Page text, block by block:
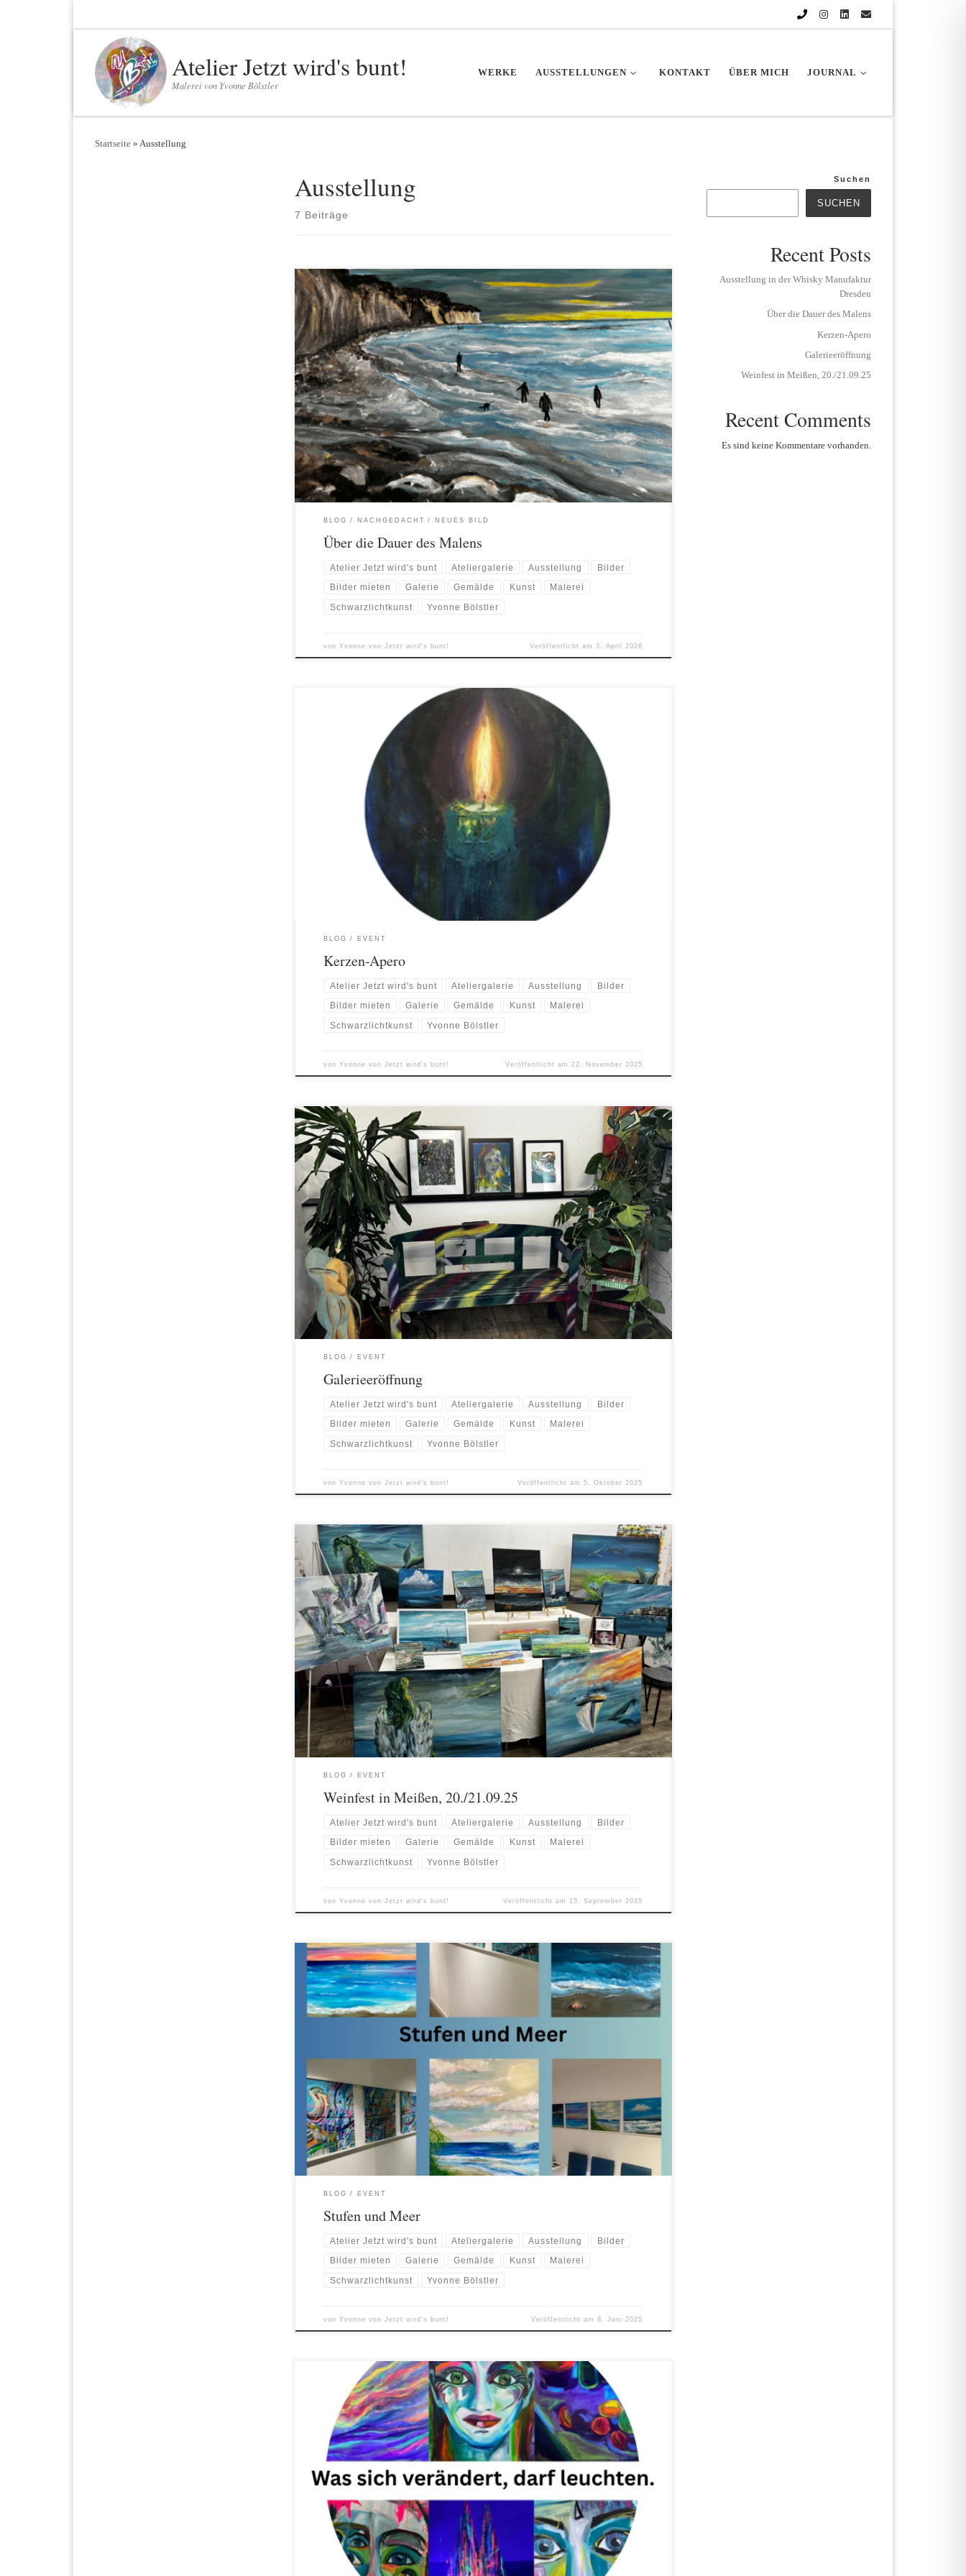
Atelier Jetzt wird's bunt!
Malerei von Yvonne Bölstler
WERKE AUSSTELLUNGEN KONTAKT ÜBER MICH JOURNAL
Startseite » Ausstellung
Ausstellung
7 Beiträge
BLOG NACHGEDACHT NEUES BILD
Über die Dauer des Malens
Atelier Jetzt wird's bunt Ateliergalerie Ausstellung Bilder
Bilder mieten Galerie Gemälde Kunst Malerei
Schwarzlichtkunst Yvonne Bölstler
vonYvonne von Jetzt wird's bunt! Veröffentlicht am 3. April 2026
BLOG EVENT
Kerzen-Apero
Atelier Jetzt wird's bunt Ateliergalerie Ausstellung Bilder
Bilder mieten Galerie Gemälde Kunst Malerei
Schwarzlichtkunst Yvonne Bölstler
vonYvonne von Jetzt wird's bunt! Veröffentlicht am 22. November 2025
BLOG EVENT
Galerieeröffnung
Atelier Jetzt wird's bunt Ateliergalerie Ausstellung Bilder
Bilder mieten Galerie Gemälde Kunst Malerei
Schwarzlichtkunst Yvonne Bölstler
vonYvonne von Jetzt wird's bunt! Veröffentlicht am 5. Oktober 2025
BLOG EVENT
Weinfest in Meißen, 20./21.09.25
Atelier Jetzt wird's bunt Ateliergalerie Ausstellung Bilder
Bilder mieten Galerie Gemälde Kunst Malerei
Schwarzlichtkunst Yvonne Bölstler
vonYvonne von Jetzt wird's bunt! Veröffentlicht am 15. September 2025
BLOG EVENT
Stufen und Meer
Atelier Jetzt wird's bunt Ateliergalerie Ausstellung Bilder
Bilder mieten Galerie Gemälde Kunst Malerei
Schwarzlichtkunst Yvonne Bölstler
vonYvonne von Jetzt wird's bunt! Veröffentlicht am 8. Juni 2025
Suchen
SUCHEN
Recent Posts
Ausstellung in der Whisky Manufaktur
Dresden
Über die Dauer des Malens
Kerzen-Apero
Galerieeröffnung
Weinfest in Meißen, 20./21.09.25
Recent Comments
Es sind keine Kommentare vorhanden.